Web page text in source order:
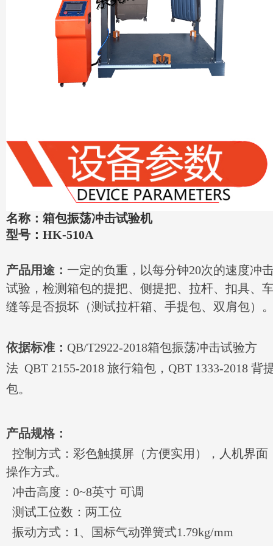
名称：箱包振荡冲击试验机
型号：HK-510A
产品用途： 一定的负重，以每分钟20次的速度冲
试验，检测箱包的提把、侧提把、拉杆、扣具、
缝等是否损坏（测试拉杆箱、手提包、双肩包）
依据标准： QB/T2922-2018箱包振荡冲击试验方
法 QBT 2155-2018 旅行箱包，QBT 1333-2018 背
包。
产品规格：
控制方式：彩色触摸屏（方便实用），人机界面
操作方式。
冲击高度：0~8英寸 可调
测试工位数：两工位
振动方式：1、国标气动弹簧式1.79kg/mm